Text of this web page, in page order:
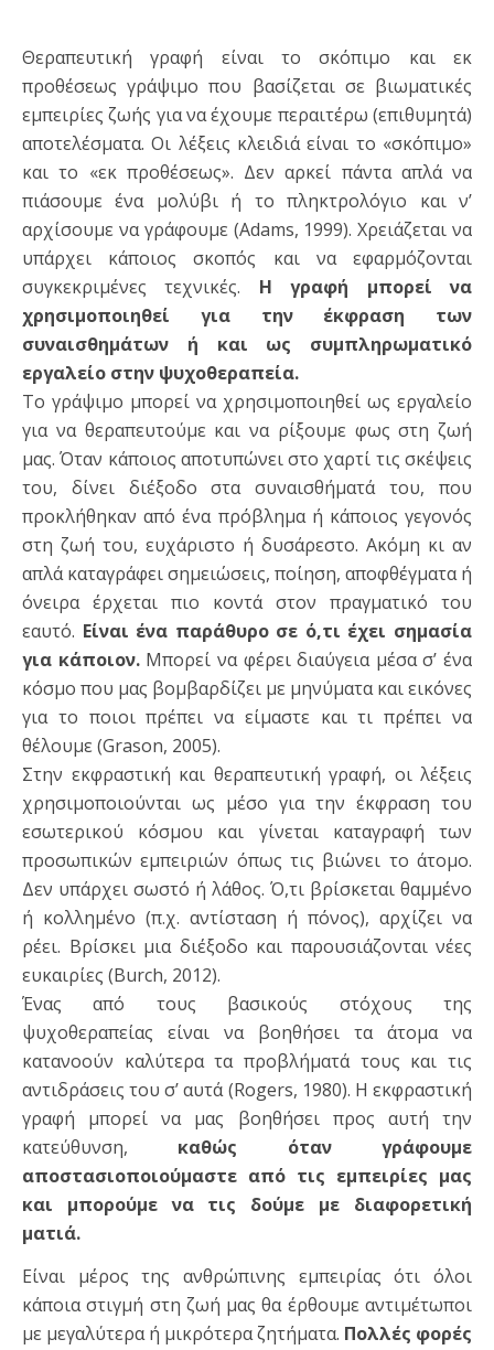
Θεραπευτική γραφή είναι το σκόπιμο και εκ
προθέσεως γράψιμο που βασίζεται σε βιωματικές
εμπειρίες ζωής για να έχουμε περαιτέρω (επιθυμητά)
αποτελέσματα. Οι λέξεις κλειδιά είναι το «σκόπιμο»
και το «εκ προθέσεως». Δεν αρκεί πάντα απλά να
πιάσουμε ένα μολύβι ή το πληκτρολόγιο και ν’
αρχίσουμε να γράφουμε (Adams, 1999). Χρειάζεται να
υπάρχει κάποιος σκοπός και να εφαρμόζονται
συγκεκριμένες τεχνικές.
Η γραφή μπορεί να
χρησιμοποιηθεί για την έκφραση των
συναισθημάτων ή και ως συμπληρωματικό
εργαλείο στην ψυχοθεραπεία.
Το γράψιμο μπορεί να χρησιμοποιηθεί ως εργαλείο
για να θεραπευτούμε και να ρίξουμε φως στη ζωή
μας. Όταν κάποιος αποτυπώνει στο χαρτί τις σκέψεις
του, δίνει διέξοδο στα συναισθήματά του, που
προκλήθηκαν από ένα πρόβλημα ή κάποιος γεγονός
στη ζωή του, ευχάριστο ή δυσάρεστο. Ακόμη κι αν
απλά καταγράφει σημειώσεις, ποίηση, αποφθέγματα ή
όνειρα έρχεται πιο κοντά στον πραγματικό του
εαυτό. Είναι ένα παράθυρο σε ό,τι έχει σημασία
για κάποιον.Μπορεί να φέρει διαύγεια μέσα σ’ ένα
κόσμο που μας βομβαρδίζει με μηνύματα και εικόνες
για το ποιοι πρέπει να είμαστε και τι πρέπει να
θέλουμε (Grason, 2005).
Στην εκφραστική και θεραπευτική γραφή, οι λέξεις
χρησιμοποιούνται ως μέσο για την έκφραση του
εσωτερικού κόσμου και γίνεται καταγραφή των
προσωπικών εμπειριών όπως τις βιώνει το άτομο.
Δεν υπάρχει σωστό ή λάθος. Ό,τι βρίσκεται θαμμένο
ή κολλημένο (π.χ. αντίσταση ή πόνος), αρχίζει να
ρέει. Βρίσκει μια διέξοδο και παρουσιάζονται νέες
ευκαιρίες (Burch, 2012).
Ένας από τους βασικούς στόχους της
ψυχοθεραπείας είναι να βοηθήσει τα άτομα να
κατανοούν καλύτερα τα προβλήματά τους και τις
αντιδράσεις του σ’ αυτά (Rogers, 1980). Η εκφραστική
γραφή μπορεί να μας βοηθήσει προς αυτή την
κατεύθυνση, καθώς όταν γράφουμε
αποστασιοποιούμαστε από τις εμπειρίες μας
και μπορούμε να τις δούμε με διαφορετική
ματιά.
Είναι μέρος της ανθρώπινης εμπειρίας ότι όλοι
κάποια στιγμή στη ζωή μας θα έρθουμε αντιμέτωποι
με μεγαλύτερα ή μικρότερα ζητήματα. Πολλές φορές